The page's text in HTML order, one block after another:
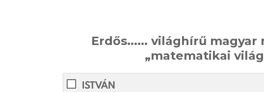
Erdős...... világhírű magyar
„matematikai
ISTVÁN